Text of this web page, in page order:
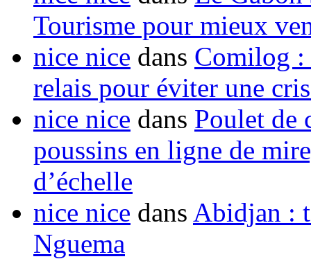
Tourisme pour mieux
nice nice dans Comilog :
relais pour éviter une
nice nice dans Poulet de
poussins en ligne de
d’échelle
nice nice dans Abidjan :
Nguema